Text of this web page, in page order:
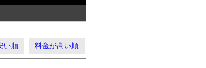
料金が高い順
い順